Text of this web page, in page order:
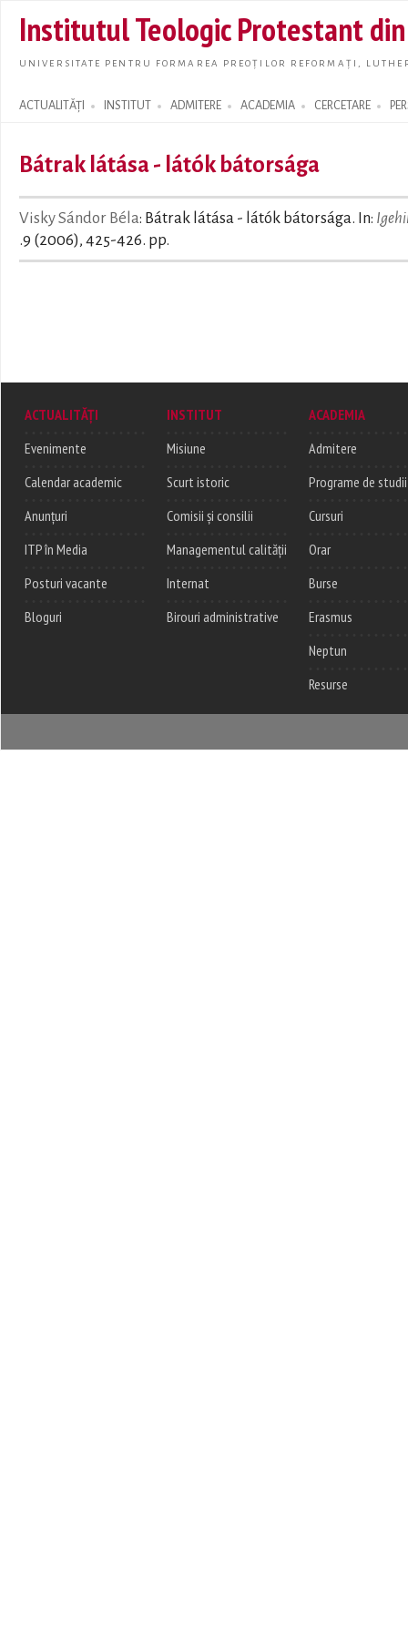
main
Institutul Teologic Protestant
UNIVERSITATE PENTRU FORMAREA PREOȚILOR REFORMAȚI,
ACTUALITĂȚI INSTITUT ADMITERE ACADEMIA CERCETARE
Search form
Bátrak látása - látók bátorsága
Visky Sándor Béla: Bátrak látása - látók bátorsága. In:
.9 (2006), 425-426. pp.
ACTUALITĂȚI
Evenimente
Calendar academic
Anunțuri
ITP în Media
Posturi vacante
Bloguri
INSTITUT
Misiune
Scurt istoric
Comisii și consilii
Managementul calității
Internat
Birouri administrative
ACADEMIA
Admitere
Programe de studii
Cursuri
Orar
Burse
Erasmus
Neptun
Resurse